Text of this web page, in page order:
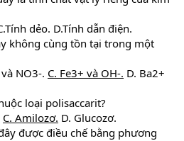
dẻo. D.Tính dẫn điện.
không cùng tồn tại trong một
NO3-. C. Fe3+ và OH-. D. Ba2+
loại polisaccarit?
C. Amilozơ. D. Glucozơ.
được điều chế bằng phương